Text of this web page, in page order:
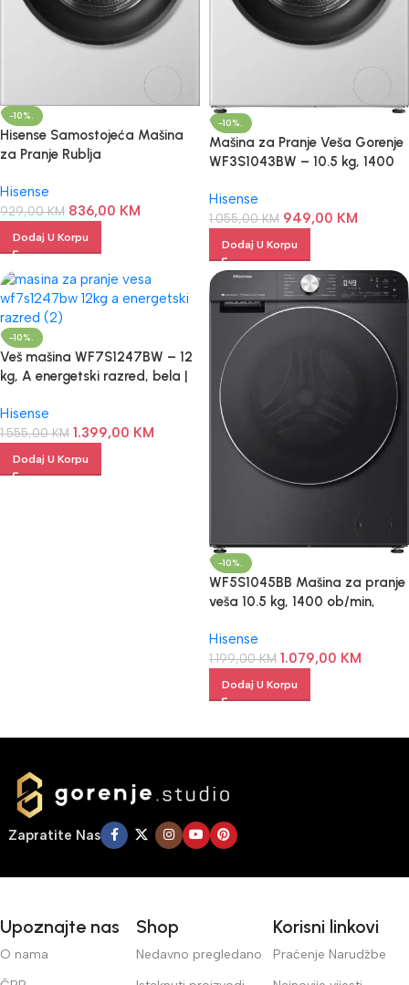
-10%.
Hisense Samostojeća Mašina
za Pranje Rublja
Hisense
929,00KM 836,00 KM
Dodaj U Korpu
-10%.
Mašina za Pranje Veša Gorenje
WF3S1043BW – 10.5 kg, 1400
Hisense
1.055,00KM 949,00 KM
Dodaj U Korpu
-10%.
Veš mašina WF7S1247BW – 12
kg, A energetski razred, bela |
Hisense
1.555,00KM 1.399,00 KM
Dodaj U Korpu
-10%.
WF5S1045BB Mašina za pranje
veša 10.5 kg, 1400 ob/min,
Samostojeća
Hisense
1.199,00KM 1.079,00 KM
Dodaj U Korpu
Zapratite Nas
Upoznajte nas
O nama
Shop
Nedavno pregledano
Korisni linkovi
Praćenje Narudžbe